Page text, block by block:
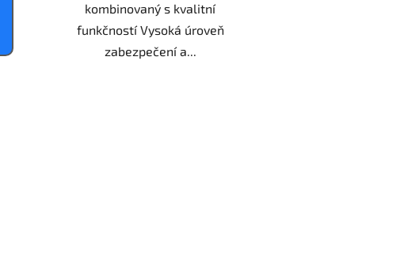
kombinovaný s kvalitní
funkčností Vysoká úroveň
zabezpečení a...